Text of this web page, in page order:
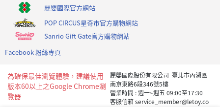
麗嬰國際官方網站
POP CIRCUS星奇市官方購物網站
Sanrio Gift Gate官方購物網站
Facebook 粉絲專頁
為確保最佳瀏覽體驗，建議使用
版本60以上之Google Chrome瀏
覽器
麗嬰國際股份有限公司 臺北市內湖區
南京東路6段346號5樓
營業時間 : 週一~週五 09:00至17:30
客服信箱 service_member@letoy.co